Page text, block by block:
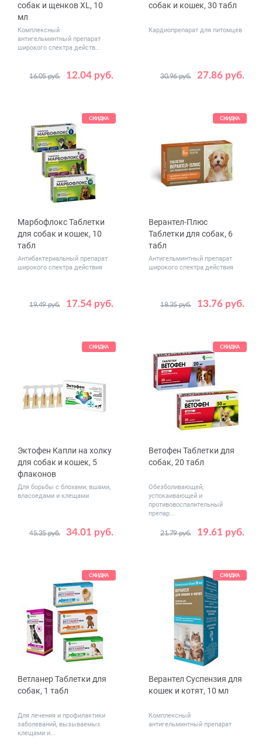
собак и щенков XL, 10
мл
Комплексный
антигельминтный препарат
широкого спектра действ...
12.04 руб.
16.05 руб.
собак и кошек, 30 табл
Кардиопрепарат для питомцев
27.86 руб.
30.96 руб.
Дозировка,
0.625
1.25
СКИДКА
Марбофлокс Таблетки
для собак и кошек, 10
табл
Антибактериальный препарат
широкого спектра действия
17.54 руб.
19.49 руб.
Дозировка,
5
20
СКИДКА
Верантел-Плюс
Таблетки для собак, 6
табл
Антигельминтный препарат
широкого спектра действия
13.76 руб.
18.35 руб.
СКИДКА
Эктофен Капли на холку
для собак и кошек, 5
флаконов
Для борьбы с блохами, вшами,
власоедами и клещами
34.01 руб.
45.35 руб.
Дозировка,
0.7 1.3
СКИДКА
Ветофен Таблетки для
собак, 20 табл
Обезболивающей,
успокаивающей и
противовоспалительный
препар...
19.61 руб.
21.79 руб.
Дозировка,
20 50
СКИДКА
Ветланер Таблетки для
собак, 1 табл
Для лечения и профилактики
заболеваний, вызываемых
клещами и...
СКИДКА
Верантел Суспензия для
кошек и котят, 10 мл
Комплексный
антигельминтный препарат